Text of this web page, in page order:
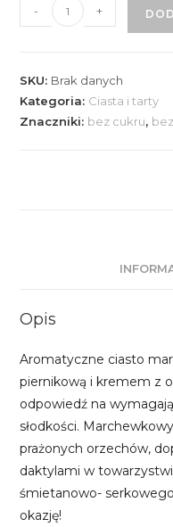
Ciasto
kremem
śmietankowym
- +
SKU: Brak danych
Kategoria: Ciasta i tarty
Znaczniki: bez cukru,
Opis
Aromatyczne ciasto
piernikową i kremem z
odpowiedź na
słodkości.
prażonych orzechów,
daktylami w
śmietanowo-
okazję!